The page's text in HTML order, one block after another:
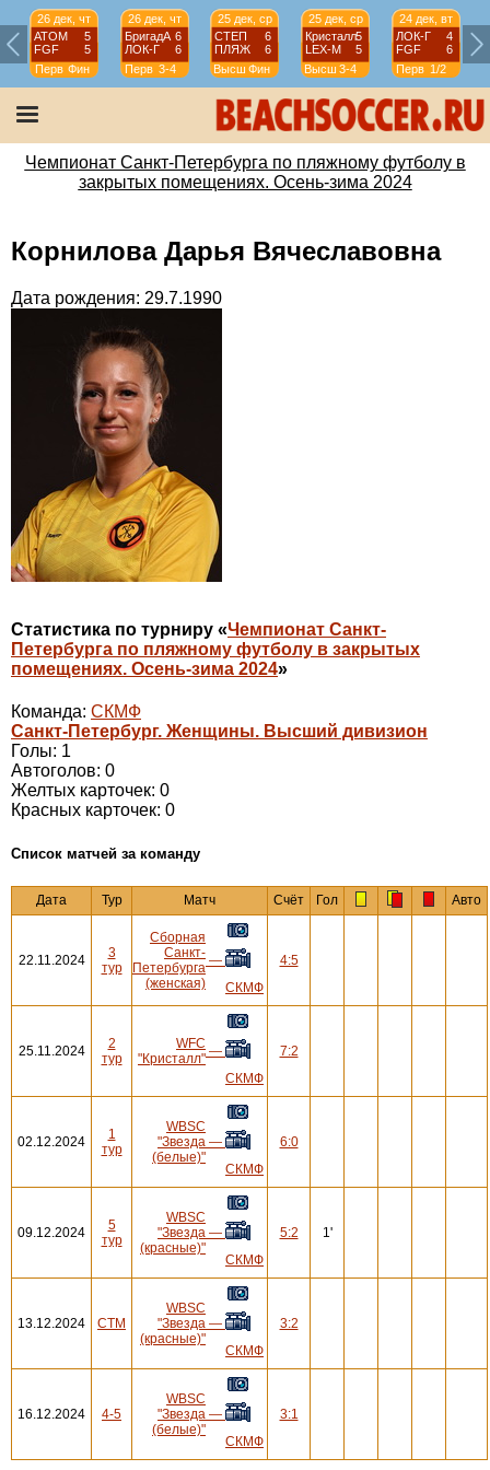
26 дек, чт
АТОМ
5
FGF
5
Перв Фин
26 дек, чт
БригадА 6
ЛОК-Г
6
Перв 3-4
25 дек, ср
СТЕП
6
ПЛЯЖ
6
Высш Фин
25 дек, ср
Кристалл5
LEX-М
5
Высш 3-4
24 дек, вт
ЛОК-Г
4
FGF
6
Перв 1/2
Чемпионат Санкт-Петербурга по пляжному футболу в
закрытых помещениях. Осень-зима 2024
Корнилова Дарья Вячеславовна
Дата рождения: 29.7.1990
Статистика по турниру «Чемпионат Санкт-
Петербурга по пляжному футболу в закрытых
помещениях. Осень-зима 2024»
Команда: СКМФ
Санкт-Петербург. Женщины. Высший дивизион
Голы: 1
Автоголов: 0
Желтых карточек: 0
Красных карточек: 0
Cписок матчей за команду
Дата Тур Матч Счёт Гол Авто
22.11.2024
3
тур
Сборная
Санкт-
Петербурга
(женская)
—
СКМФ
4:5
25.11.2024
2
тур
WFC
"Кристалл" —
СКМФ
7:2
02.12.2024
1
тур
WBSC
"Звезда
(белые)"
—
СКМФ
6:0
09.12.2024
5
тур
WBSC
"Звезда
(красные)"
—
СКМФ
5:2 1'
13.12.2024 СТМ
WBSC
"Звезда
(красные)"
—
СКМФ
3:2
16.12.2024 4-5
WBSC
"Звезда
(белые)"
—
СКМФ
3:1